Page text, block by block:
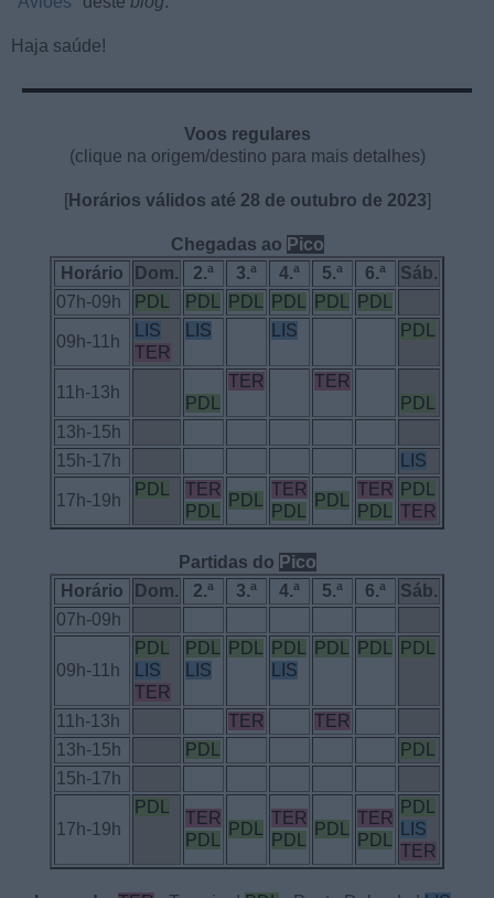
Haja saúde!
Voos regulares
(clique na origem/destino para mais detalhes)
[Horários válidos até 28 de outubro de 2023]
Chegadas ao Pico
Horário
Dom. 2.ª 3.ª 4.ª 5.ª 6.ª
Sáb.
07h-09h
PDL PDL PDL PDL PDL PDL
09h-11h
LIS
TER
LIS LIS PDL
11h-13h
PDL
TER
TER
PDL
13h-15h
15h-17h
LIS
17h-19h
PDL
TER
PDL
PDL
TER
PDL
PDL
TER
PDL
PDL
TER
Partidas do Pico
Horário
Dom. 2.ª 3.ª 4.ª 5.ª 6.ª
Sáb.
07h-09h
09h-11h
PDL
LIS
TER
PDL
LIS
PDL
PDL
LIS
PDL PDL PDL
11h-13h TER
TER
13h-15h
PDL
PDL
15h-17h
17h-19h
PDL
TER
PDL
PDL
TER
PDL
PDL
TER
PDL
PDL
LIS
TER